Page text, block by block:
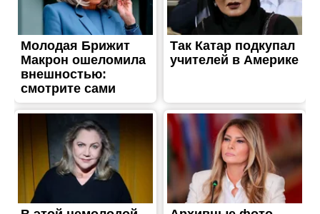
ЖИТТЯ
У Нікополі підлітки
спаплюжили меморіал
загиблим захисникам: за
справу взялася поліція